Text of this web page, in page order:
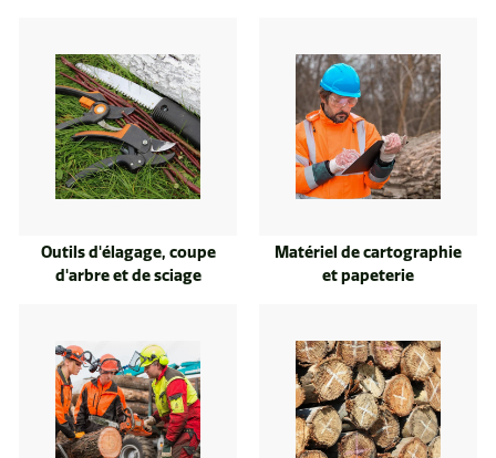
Outils d'élagage, coupe
d'arbre et de sciage
Matériel de cartographie
et papeterie